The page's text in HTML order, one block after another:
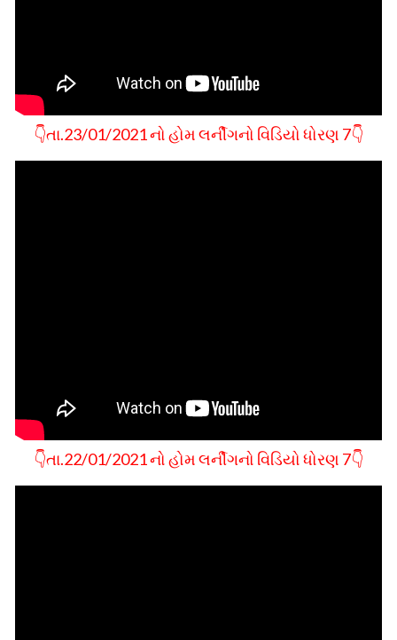
👇તા.23/01/2021 નો હોમ લર્નીગનો વિડિયો ધોરણ 7👇
👇તા.22/01/2021 નો હોમ લર્નીગનો વિડિયો ધોરણ 7👇